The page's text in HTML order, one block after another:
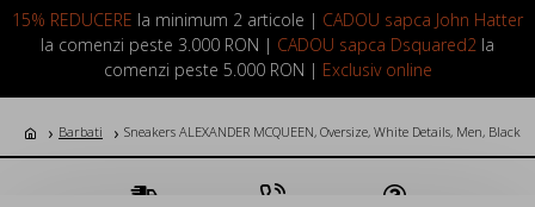
15% REDUCERE la minimum 2 articole | CADOU sapca John Hatter
la comenzi peste 3.000 RON | CADOU sapca Dsquared2 la
comenzi peste 5.000 RON | Exclusiv online
LOGIN INREGISTRARE
Barbati Sneakers ALEXANDER MCQUEEN, Oversize, White Details, Men, Black